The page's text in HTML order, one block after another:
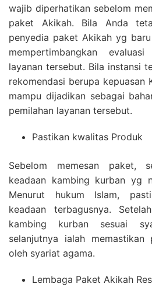
wajib diperhatikan sebelom
paket Akikah. Bila Anda
penyedia paket Akikah yg
mempertimbangkan
layanan tersebut. Bila instansi
rekomendasi berupa kepuasan
mampu dijadikan sebagai
pemilahan layanan tersebut.
Pastikan kwalitas Produk
Sebelom memesan paket,
keadaan kambing kurban yg
Menurut hukum Islam,
keadaan terbagusnya.
kambing kurban sesuai
selanjutnya ialah memastikan
oleh syariat agama.
Lembaga Paket Akikah